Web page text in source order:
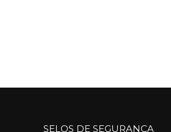
SELOS DE SEGURANÇA